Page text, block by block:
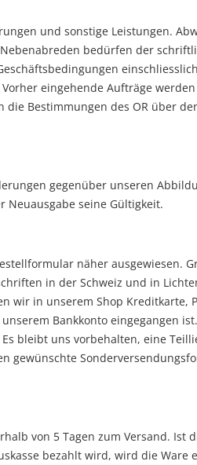
und sonstige Leistungen.
bedürfen der
eingehende Aufträge
Bestimmungen des OR über
gegenüber unseren
Neuausgabe seine Gültigkeit.
näher ausgewiesen.
in der Schweiz und in
wir in unserem Shop Kreditkarte,
Bankkonto eingegangen
bleibt uns vorbehalten, eine
gewünschte
von 5 Tagen zum Versand. Ist
bezahlt wird, wird die Ware